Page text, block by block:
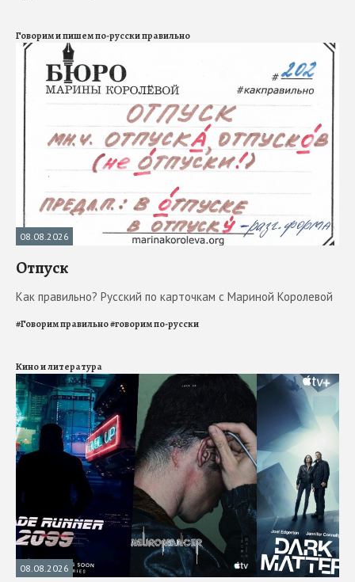
Говорим и пишем по-русски правильно
08.08.2026
Отпуск
Как правильно? Русский по карточкам с Мариной Королевой
#Говорим правильно#говорим по-русски
Кино и литература
08.08.2026